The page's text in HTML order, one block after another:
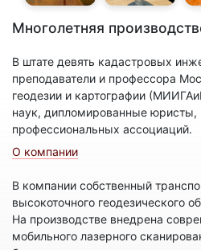
Многолетняя
В штате девять кадастровых
преподаватели и профессора
геодезии и картографии
наук, дипломированные
профессиональных ассоциаций.
О компании
В компании собственный
высокоточного геодезического
На производстве внедрена
мобильного лазерного